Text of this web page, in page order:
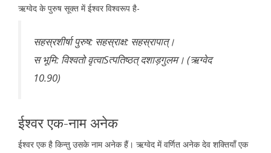
ऋग्वेद के पुरुष सूक्त में ईश्वर विश्वरूप है-
सहस्रशीर्षा पुरुष: सहस्राक्ष: सहस्रापात्।
स भूमि: विश्वतो वृत्वाSत्पतिष्ठत् दशाड़गुलम। (ऋग्वेद
10.90)
ईश्वर एक-नाम अनेक
ईश्वर एक है किन्तु उसके नाम अनेक हैं। ऋग्वेद में वर्णित अनेक देव शक्तियाँ एक